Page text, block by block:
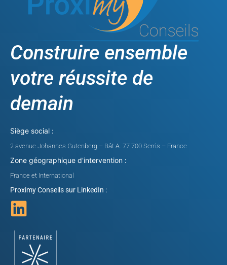
Construire ensemble
votre réussite de
demain
Siège social :
2 avenue Johannes Gutenberg – Bât A. 77 700 Serris – France
Zone géographique d'intervention :
France et International
Proximy Conseils sur LinkedIn :